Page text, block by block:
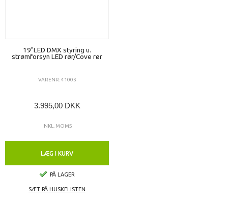
19"LED DMX styring u.
strømforsyn LED rør/Cove rør
VARENR: 41003
3.995,00 DKK
INKL. MOMS
LÆG I KURV
PÅ LAGER
SÆT PÅ HUSKELISTEN